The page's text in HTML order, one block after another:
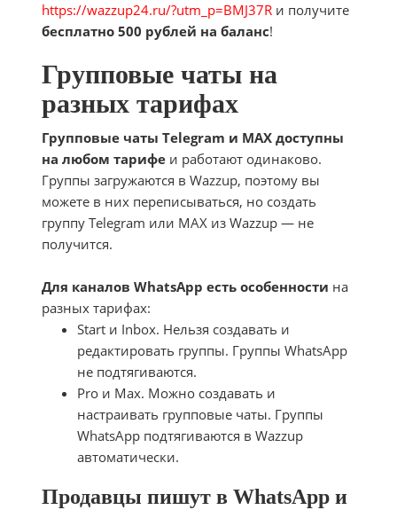
https://wazzup24.ru/?utm_p=BMJ37R и получите
бесплатно 500 рублей на баланс!
Групповые чаты на
разных тарифах
Групповые чаты Telegram и MAX доступны
на любом тарифе и работают одинаково.
Группы загружаются в Wazzup, поэтому вы
можете в них переписываться, но создать
группу Telegram или MAX из Wazzup — не
получится.
Для каналов WhatsApp есть особенности на
разных тарифах:
Start и Inbox. Нельзя создавать и
редактировать группы. Группы WhatsApp
не подтягиваются.
Pro и Max. Можно создавать и
настраивать групповые чаты. Группы
WhatsApp подтягиваются в Wazzup
автоматически.
Продавцы пишут в WhatsApp и